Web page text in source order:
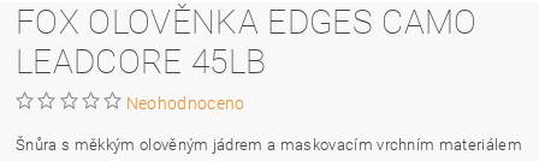
FOX OLOVĚNKA EDGES CAMO
LEADCORE 45LB
Neohodnoceno
Šnůra s měkkým olověným jádrem a maskovacím vrchním materiálem